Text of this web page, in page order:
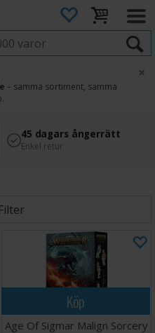
– samma sortiment, samma
×
Säker betalning
med Svea
45 dagars ångerrätt
Enkel retur
Filter
Köp
Age Of Sigmar Malign Sorcery